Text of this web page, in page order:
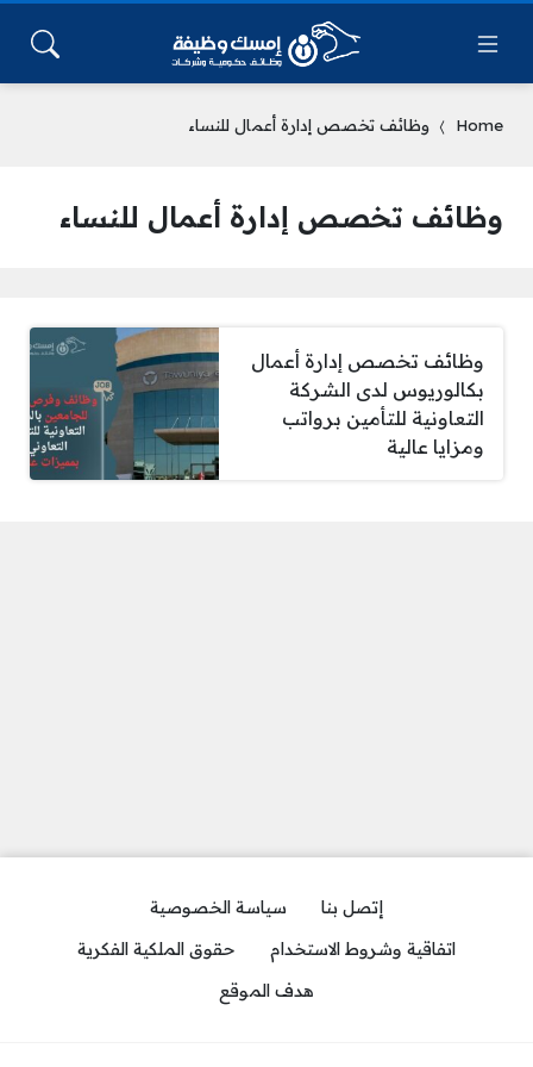
Home وظائف تخصص إدارة أعمال للنساء
وظائف تخصص إدارة أعمال للنساء
وظائف تخصص إدارة أعمال
بكالوريوس لدى الشركة
التعاونية للتأمين برواتب
ومزايا عالية
إتصل بنا
سياسة الخصوصية
اتفاقية وشروط الاستخدام
حقوق الملكية الفكرية
هدف الموقع